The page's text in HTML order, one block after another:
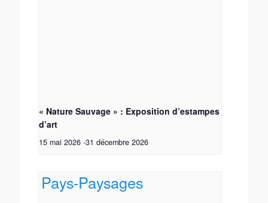
« Nature Sauvage » : Exposition d’estampes
d’art
15 mai 2026 -31 décembre 2026